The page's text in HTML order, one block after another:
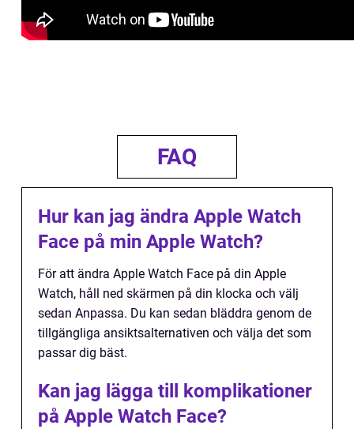
FAQ
Hur kan jag ändra Apple Watch
Face på min Apple Watch?
För att ändra Apple Watch Face på din Apple
Watch, håll ned skärmen på din klocka och välj
sedan Anpassa. Du kan sedan bläddra genom de
tillgängliga ansiktsalternativen och välja det som
passar dig bäst.
Kan jag lägga till komplikationer
på Apple Watch Face?